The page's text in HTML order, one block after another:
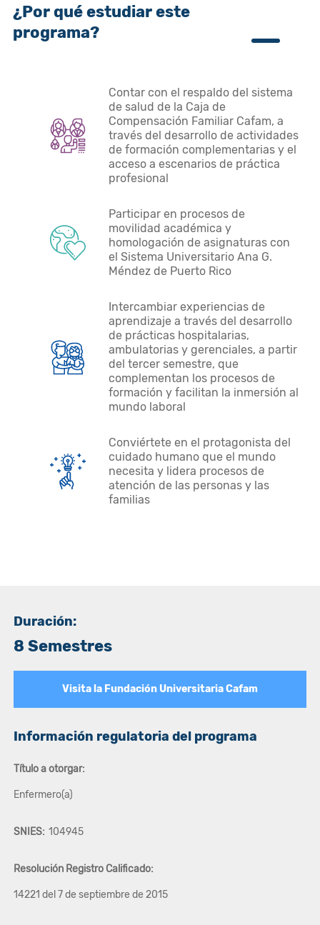
¿Por qué estudiar este
programa?
Contar con el respaldo del sistema
de salud de la Caja de
Compensación Familiar Cafam, a
través del desarrollo de actividades
de formación complementarias y el
acceso a escenarios de práctica
profesional
Participar en procesos de
movilidad académica y
homologación de asignaturas con
el Sistema Universitario Ana G.
Méndez de Puerto Rico
Intercambiar experiencias de
aprendizaje a través del desarrollo
de prácticas hospitalarias,
ambulatorias y gerenciales, a partir
del tercer semestre, que
complementan los procesos de
formación y facilitan la inmersión al
mundo laboral
Conviértete en el protagonista del
cuidado humano que el mundo
necesita y lidera procesos de
atención de las personas y las
familias
Duración:
8 Semestres
Visita la Fundación Universitaria Cafam
Información regulatoria del programa
Título a otorgar:
Enfermero(a)
SNIES: 104945
Resolución Registro Calificado:
14221 del 7 de septiembre de 2015